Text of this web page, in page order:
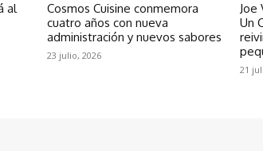
al
Cosmos Cuisine conmemora
cuatro años con nueva
administración y nuevos sabores
23 julio, 2026
Joe
Un
21